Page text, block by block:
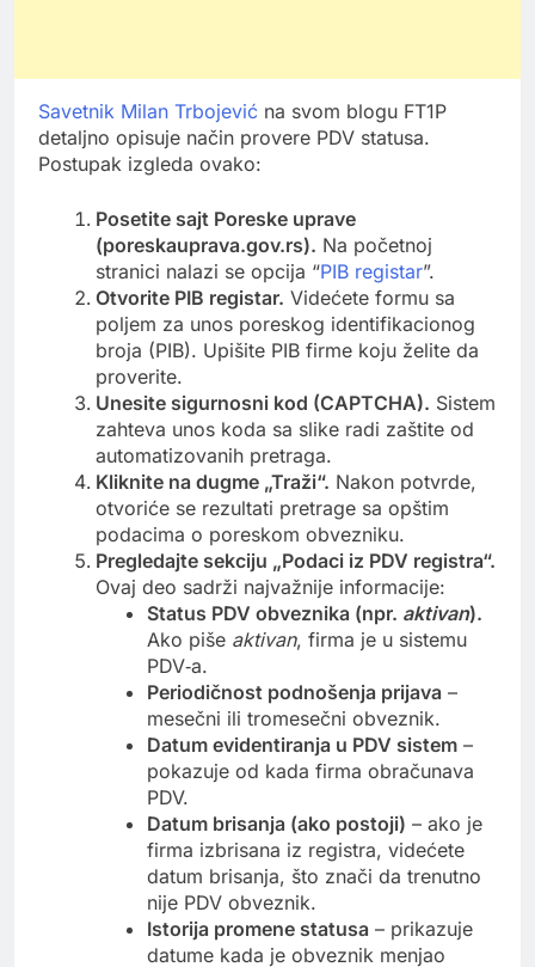
Savetnik Milan Trbojević na svom blogu FT1P
detaljno opisuje način provere PDV statusa.
Postupak izgleda ovako:
Posetite sajt Poreske uprave
(poreskauprava.gov.rs). Na početnoj
stranici nalazi se opcija “PIB registar”.
Otvorite PIB registar. Videćete formu sa
poljem za unos poreskog identifikacionog
broja (PIB). Upišite PIB firme koju želite da
proverite.
Unesite sigurnosni kod (CAPTCHA). Sistem
zahteva unos koda sa slike radi zaštite od
automatizovanih pretraga.
Kliknite na dugme „Traži“. Nakon potvrde,
otvoriće se rezultati pretrage sa opštim
podacima o poreskom obvezniku.
Pregledajte sekciju „Podaci iz PDV registra“.
Ovaj deo sadrži najvažnije informacije:
Status PDV obveznika (npr. aktivan).
Ako piše aktivan, firma je u sistemu
PDV‑a.
Periodičnost podnošenja prijava –
mesečni ili tromesečni obveznik.
Datum evidentiranja u PDV sistem –
pokazuje od kada firma obračunava
PDV.
Datum brisanja (ako postoji) – ako je
firma izbrisana iz registra, videćete
datum brisanja, što znači da trenutno
nije PDV obveznik.
Istorija promene statusa – prikazuje
datume kada je obveznik menjao